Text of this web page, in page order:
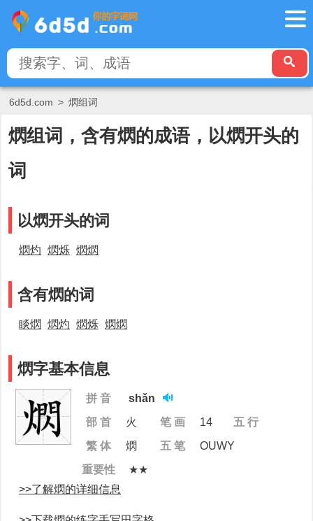
6d5d.com > 熌组词
熌组词，含有熌的成语，以熌开头的
词
以熌开头的词
熌灼 熌烁 熌熌
含有熌的词
睒熌 熌灼 熌烁 熌熌
熌字基本信息
拼 音
shǎn
部 首
火 笔 画 14
五 行
繁 体
熌 五 笔
OUWY
重要性
★★
>>了解熌的详细信息